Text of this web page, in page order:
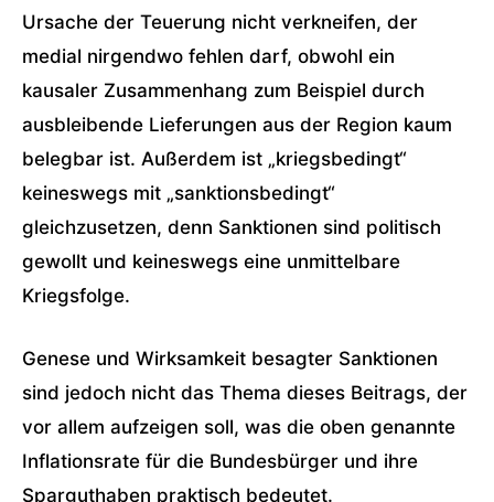
Ursache der Teuerung nicht verkneifen, der
medial nirgendwo fehlen darf, obwohl ein
kausaler Zusammenhang zum Beispiel durch
ausbleibende Lieferungen aus der Region kaum
belegbar ist. Außerdem ist „kriegsbedingt“
keineswegs mit „sanktionsbedingt“
gleichzusetzen, denn Sanktionen sind politisch
gewollt und keineswegs eine unmittelbare
Kriegsfolge.
Genese und Wirksamkeit besagter Sanktionen
sind jedoch nicht das Thema dieses Beitrags, der
vor allem aufzeigen soll, was die oben genannte
Inflationsrate für die Bundesbürger und ihre
Sparguthaben praktisch bedeutet.